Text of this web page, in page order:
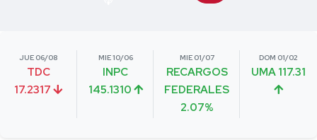
JUE 06/08
TDC
17.2317
MIE 10/06
INPC
145.1310
MIE 01/07
RECARGOS
FEDERALES
2.07%
DOM 01/02
UMA 117.31